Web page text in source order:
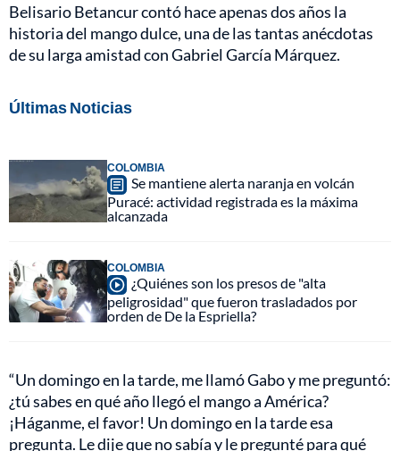
Belisario Betancur contó hace apenas dos años la
historia del mango dulce, una de las tantas anécdotas
de su larga amistad con Gabriel García Márquez.
Últimas Noticias
COLOMBIA
Se mantiene alerta naranja en volcán
Puracé: actividad registrada es la máxima
alcanzada
COLOMBIA
¿Quiénes son los presos de "alta
peligrosidad" que fueron trasladados por
orden de De la Espriella?
“Un domingo en la tarde, me llamó Gabo y me preguntó:
¿tú sabes en qué año llegó el mango a América?
¡Háganme, el favor! Un domingo en la tarde esa
pregunta. Le dije que no sabía y le pregunté para qué